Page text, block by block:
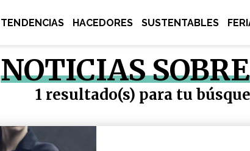
TENDENCIAS HACEDORES SUSTENTABLES
NOTICIAS
1 resultado(s) para tu